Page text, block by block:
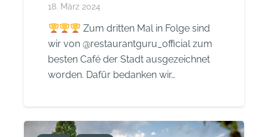
18. März 2024
Zum dritten Mal in Folge sind
wir von @restaurantguru_official zum
besten Café der Stadt ausgezeichnet
worden. Dafür bedanken wir…